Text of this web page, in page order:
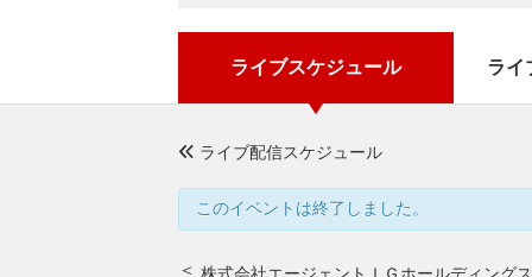
ライブスケジュール ライ
ライブ配信スケジュール
このイベントは終了しました。